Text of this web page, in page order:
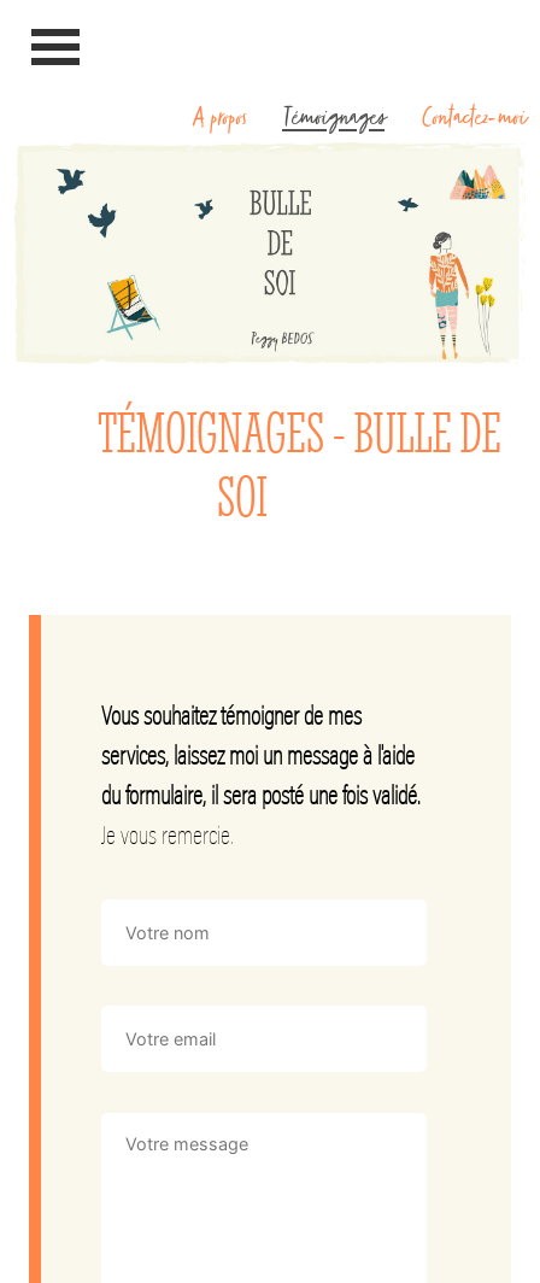
A propos Témoignages Contactez-moi
TÉMOIGNAGES - BULLE DE
SOI
Vous souhaitez témoigner de mes
services, laissez moi un message à l'aide
du formulaire, il sera posté une fois validé.
Je vous remercie.